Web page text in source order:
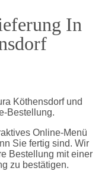
In
Köthensdorf und
Bestellung.
Online-Menü
Sie fertig sind. Wir
Bestellung mit einer
zu bestätigen.